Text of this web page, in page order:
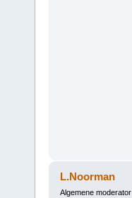
L.Noorman
Algemene moderator